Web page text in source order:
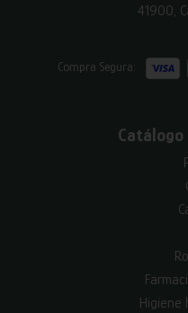
41900,
Compra Segura:
Higiene